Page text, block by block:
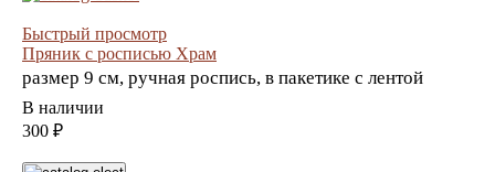
Быстрый просмотр
Пряник с росписью Храм
размер 9 см, ручная роспись, в пакетике с лентой
В наличии
300 ₽